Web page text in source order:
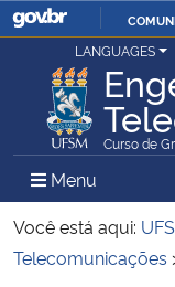
Ministério da Justiça e
Ministério da Defesa
Ministério das Relações
LANGUAGES
Curso de
Menu Menu
Você está aqui:
Telecomunicações